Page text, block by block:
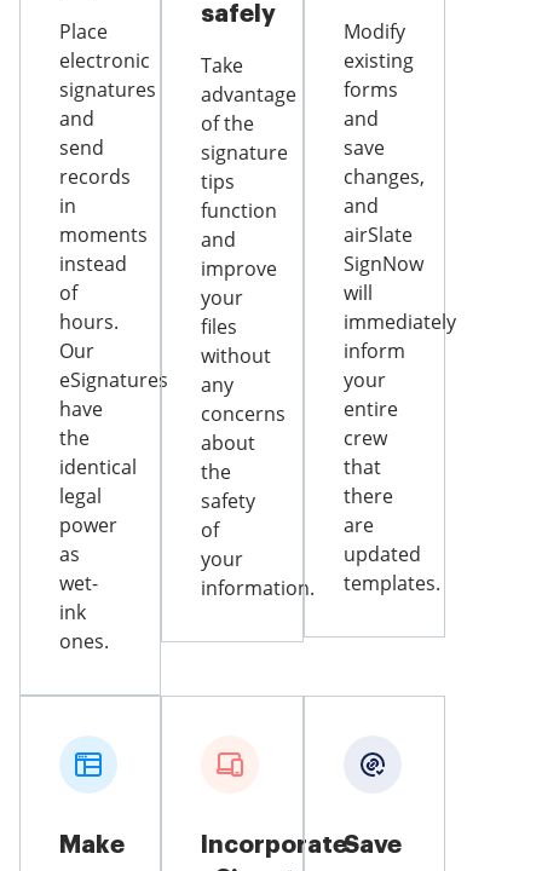
Place
electronic
signatures
and
send
records
in
moments
instead
of
hours.
Our
eSignatures
have
the
identical
legal
power
as
wet-
ink
ones.
safely
Take
advantage
of the
signature
tips
function
and
improve
your
files
without
any
concerns
about
the
safety
of
your
information.
Modify
existing
forms
and
save
changes,
and
airSlate
SignNow
will
immediately
inform
your
entire
crew
that
there
are
updated
templates.
Make
IncorporateSave